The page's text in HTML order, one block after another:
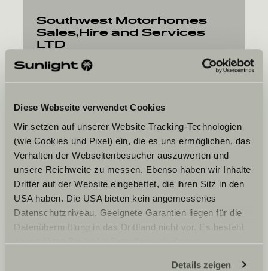
Diese Webseite verwendet Cookies
Wir setzen auf unserer Website Tracking-Technologien
(wie Cookies und Pixel) ein, die es uns ermöglichen, das
Verhalten der Webseitenbesucher auszuwerten und
unsere Reichweite zu messen. Ebenso haben wir Inhalte
Dritter auf der Website eingebettet, die ihren Sitz in den
USA haben. Die USA bieten kein angemessenes
Datenschutzniveau. Geeignete Garantien liegen für die
Datenübermittlung in das Drittland nicht vor. Es besteht
ein erhöhtes Risiko für Betroffene, da diesen
Details zeigen
Southwest Motorhomes
Sales,Hire and Services
LTD
Jordans Road
TA19 9FF Ilminster, Somerset
La data desiderata
Data